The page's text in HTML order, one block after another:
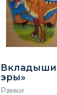
эры»
Рамки